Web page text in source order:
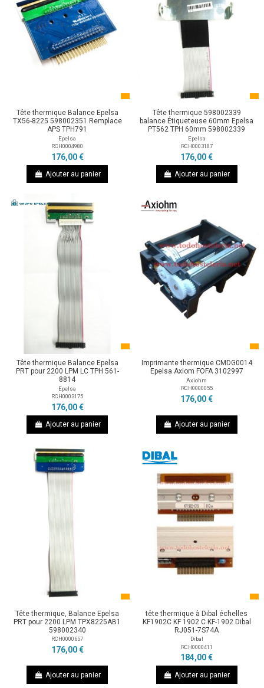
Tête thermique Balance Epelsa
TX56-8225 598002351 Remplace
APS TPH791
Epelsa
RCH0004980
176,00 €
Ajouter au panier
Tête thermique 598002339
balance Étiqueteuse 60mm Epelsa
PT562 TPH 60mm 598002339
Epelsa
RCH0003187
176,00 €
Ajouter au panier
Tête thermique Balance Epelsa
PRT pour 2200 LPM LC TPH 561-
8814
Epelsa
RCH0003175
176,00 €
Ajouter au panier
Imprimante thermique CMDG0014
Epelsa Axiom FOFA 3102997
Axiohm
RCH0000055
176,00 €
Ajouter au panier
Tête thermique, Balance Epelsa
PRT pour 2200 LPM TPX8225AB1
598002340
RCH0000657
176,00 €
Ajouter au panier
tête thermique à Dibal échelles
KF1902C KF 1902 C KF-1902 Dibal
RJ051-7S74A
Dibal
RCH0000411
184,00 €
Ajouter au panier